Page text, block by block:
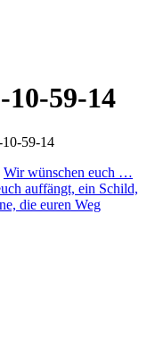
59-14
59-14
Wir wünschen euch …
auffängt, ein Schild,
die euren Weg